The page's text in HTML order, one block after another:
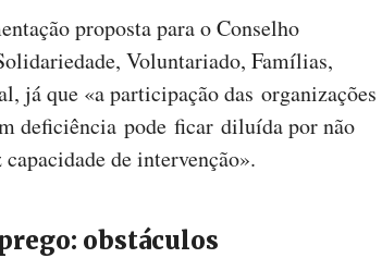
proposta para o Conselho
Voluntariado, Famílias,
já que «a participação das organizações
deficiência pode ficar diluída por não
de intervenção».
obstáculos